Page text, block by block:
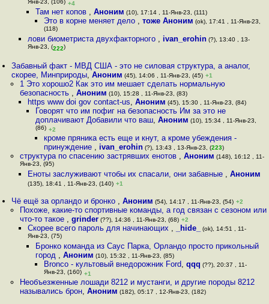
Янв-23, (106) +4
Там нет копов ,Аноним (10), 17:14 , 11-Янв-23, (111)
Это в корне меняет дело , тоже Аноним (ok), 17:41 , 11-Янв-23,
(118)
лови биометриста двухфакторного , ivan_erohin(?), 13:40 , 13-
Янв-23, (222)
Забавный факт - МВД США - это не силовая структура, а аналог,
скорее, Минприроды,Аноним (45), 14:06 , 11-Янв-23, (45) +1
1 Это хорошо2 Как это им мешает сделать нормальную
безопасность , Аноним (10), 15:28 , 11-Янв-23, (83)
https www doi gov contact-us, Аноним (45), 15:30 , 11-Янв-23, (84)
Говорят что им пофиг на безопасность Им за это не
доплачивают Добавили что ваш,Аноним (10), 15:34 , 11-Янв-23,
(86) +2
кроме пряника есть еще и кнут, а кроме убеждения -
принуждение , ivan_erohin(?), 13:43 , 13-Янв-23, (223)
структура по спасению застрявших енотов , Аноним (148), 16:12 , 11-
Янв-23, (95)
Еноты заслуживают чтобы их спасали, они забавные , Аноним
(135), 18:41 , 11-Янв-23, (140) +1
Чё ещё за орландо и бронко ,Аноним (54), 14:17 , 11-Янв-23, (54) +2
Похоже, какие-то спортивные команды, а год связан с сезоном или
что-то такое , grinder(??), 14:36 , 11-Янв-23, (68) +2
Скорее всего пароль для начинающих , _hide_ (ok), 14:51 , 11-
Янв-23, (75)
Бронко команда из Саус Парка, Орландо просто прикольный
город ,Аноним (10), 15:32 , 11-Янв-23, (85)
Bronco - культовый внедорожник Ford, qqq (??), 20:37 , 11-
Янв-23, (160) +1
Необъезженные лошади 8212 и мустанги, и другие породы 8212
назывались брон, Аноним (182), 05:17 , 12-Янв-23, (182)